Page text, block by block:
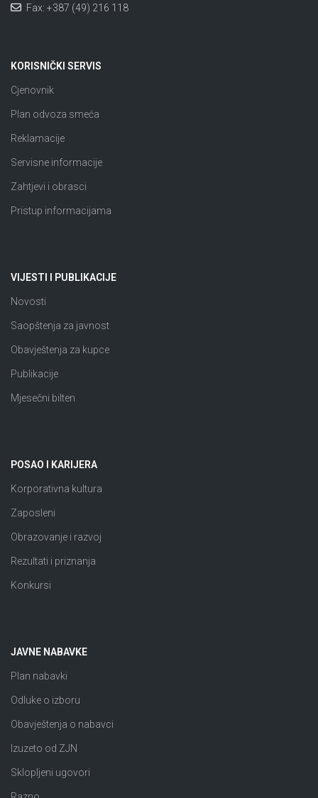
Fax: +387 (49) 216 118
KORISNIČKI SERVIS
Cjenovnik
Plan odvoza smeća
Reklamacije
Servisne informacije
Zahtjevi i obrasci
Pristup informacijama
VIJESTI I PUBLIKACIJE
Novosti
Saopštenja za javnost
Obavještenja za kupce
Publikacije
Mjesečni bilten
POSAO I KARIJERA
Korporativna kultura
Zaposleni
Obrazovanje i razvoj
Rezultati i priznanja
Konkursi
JAVNE NABAVKE
Plan nabavki
Odluke o izboru
Obavještenja o nabavci
Izuzeto od ZJN
Sklopljeni ugovori